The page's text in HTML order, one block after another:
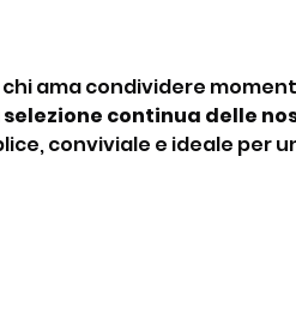
ama condividere
selezione continua delle
conviviale e ideale per